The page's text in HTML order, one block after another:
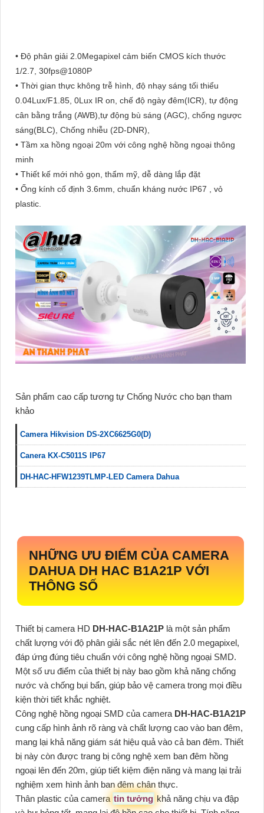
• Độ phân giải 2.0Megapixel cảm biến CMOS kích thước
1/2.7, 30fps@1080P
• Thời gian thực không trễ hình, độ nhạy sáng tối thiểu
0.04Lux/F1.85, 0Lux IR on, chế độ ngày đêm(ICR), tự động
cân bằng trắng (AWB),tự động bù sáng (AGC), chống ngược
sáng(BLC), Chống nhiễu (2D-DNR),
• Tầm xa hồng ngoại 20m với công nghệ hồng ngoại thông
minh
• Thiết kế mới nhỏ gọn, thẩm mỹ, dễ dàng lắp đặt
• Ống kính cố định 3.6mm, chuẩn kháng nước IP67 , vỏ
plastic.
Sản phẩm cao cấp tương tự Chống Nước cho bạn tham
khảo
Camera Hikvision DS-2XC6625G0(D)
Canera KX-C5011S IP67
DH-HAC-HFW1239TLMP-LED Camera Dahua
NHỮNG ƯU ĐIỂM CỦA CAMERA
DAHUA DH HAC B1A21P VỚI
THÔNG SỐ
Thiết bị camera HD DH-HAC-B1A21P là một sản phẩm
chất lượng với độ phân giải sắc nét lên đến 2.0 megapixel,
đáp ứng đúng tiêu chuẩn với công nghệ hồng ngoại SMD.
Một số ưu điểm của thiết bị này bao gồm khả năng chống
nước và chống bụi bẩn, giúp bảo vệ camera trong mọi điều
kiện thời tiết khắc nghiệt.
Công nghệ hồng ngoại SMD của camera DH-HAC-B1A21P
cung cấp hình ảnh rõ ràng và chất lượng cao vào ban đêm,
mang lại khả năng giám sát hiệu quả vào cả ban đêm. Thiết
bị này còn được trang bị công nghệ xem ban đêm hồng
ngoại lên đến 20m, giúp tiết kiệm điện năng và mang lại trải
nghiệm xem hình ảnh ban đêm chân thực.
Thân plastic của camera tin tưởng khả năng chịu va đập